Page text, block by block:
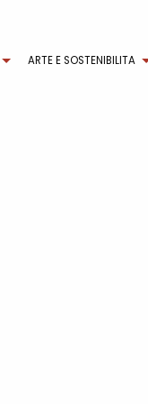
ARTE E SOSTENIBILITA